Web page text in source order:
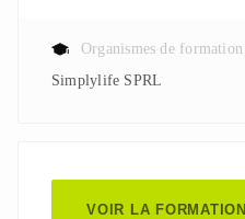
Organismes de formation
Simplylife SPRL
VOIR LA FORMATION